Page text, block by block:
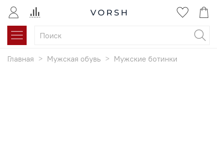
Главная Мужская обувь Мужские ботинки